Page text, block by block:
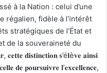
à la Nation : celui d’une
régalien, fidèle à l’intérêt
stratégiques de l’État et
de la souveraineté du
𝐝𝐢𝐬𝐭𝐢𝐧𝐜𝐭𝐢𝐨𝐧 𝐬’é𝐥è𝐯𝐞 𝐚𝐢𝐧𝐬𝐢
𝐝𝐞 𝐩𝐨𝐮𝐫𝐬𝐮𝐢𝐯𝐫𝐞 𝐥’𝐞𝐱𝐜𝐞𝐥𝐥𝐞𝐧𝐜𝐞,